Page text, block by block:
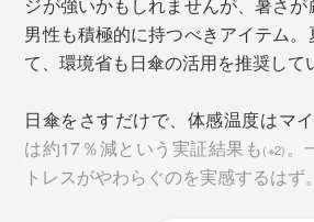
この長くなった部分がキャップのつ
ことができます。
一般的な日傘の親骨は50〜55cm。
男性も積極的に持つべきアイテム
て、環境省も日傘の活用を推奨して
日傘をさすだけで、体感温度はマ
は約17％減という実証結果も(※2)。
トレスがやわらぐのを実感するはず。